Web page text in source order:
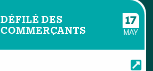
DÉFILÉ DES
COMMERÇANTS
17
MAY